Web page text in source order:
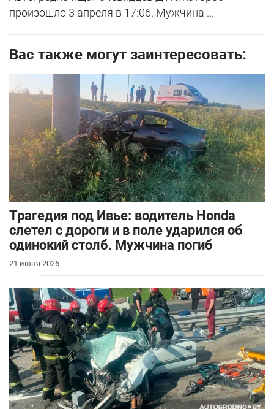
произошло 3 апреля в 17:06. Мужчина ...
Вас также могут заинтересовать:
Трагедия под Ивье: водитель Honda
слетел с дороги и в поле ударился об
одинокий столб. Мужчина погиб
21 июня 2026